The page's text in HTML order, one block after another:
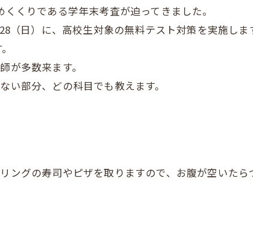
くりである学年末考査が迫ってきました。
（日）に、高校生対象の無料テスト対策を実施しま
が多数来ます。
い部分、どの科目でも教えます。
ングの寿司やピザを取りますので、お腹が空いた